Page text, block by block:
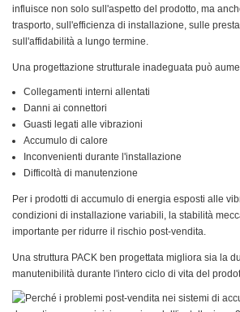
influisce non solo sull'aspetto del prodotto, ma
trasporto, sull'efficienza di installazione, sulle
sull'affidabilità a lungo termine.
Una progettazione strutturale inadeguata può
Collegamenti interni allentati
Danni ai connettori
Guasti legati alle vibrazioni
Accumulo di calore
Inconvenienti durante l'installazione
Difficoltà di manutenzione
Per i prodotti di accumulo di energia esposti alle
condizioni di installazione variabili, la stabilità
importante per ridurre il rischio post-vendita.
Una struttura PACK ben progettata migliora sia la
manutenibilità durante l'intero ciclo di vita del